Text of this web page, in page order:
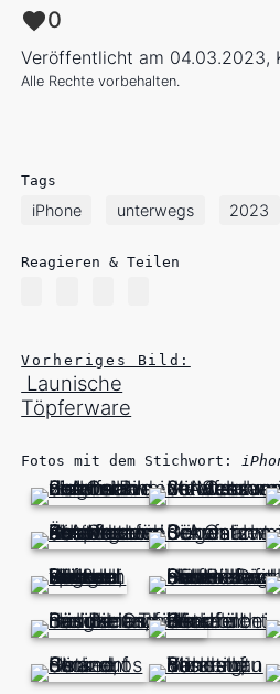
0
Veröffentlicht am 04.03.2023,
Alle Rechte vorbehalten.
Tags
iPhone unterwegs 2023
Reagieren & Teilen
Vorheriges Bild:
Launische
Töpferware
Fotos mit dem Stichwort: